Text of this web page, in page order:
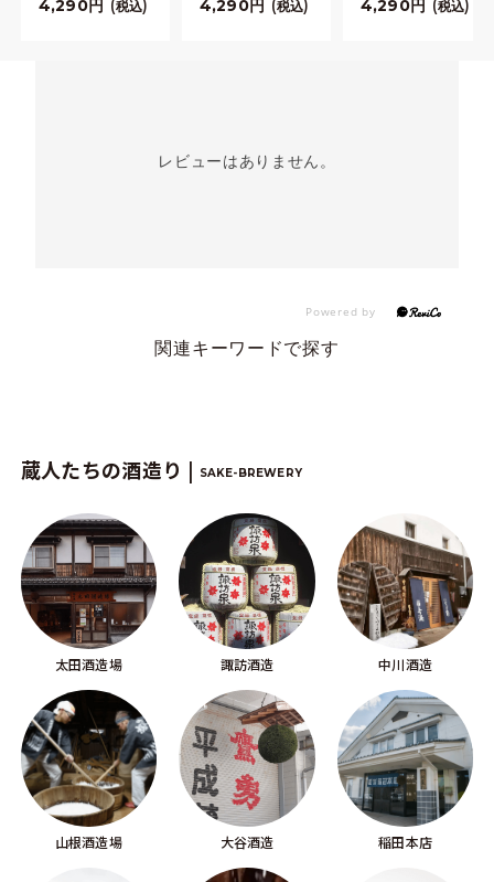
4,290 税込 4,290 税込 4,290 税込
レビューはありません。
関連キーワードで探す
蔵人たちの酒造り | SAKE-BREWERY
太田酒造場 諏訪酒造 中川酒造
山根酒造場 大谷酒造 稲田本店